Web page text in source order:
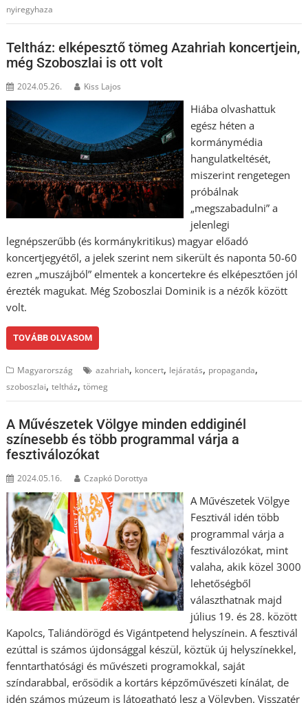
nyiregyhaza
Teltház: elképesztő tömeg Azahriah koncertjein,
még Szoboszlai is ott volt
2024.05.26. Kiss Lajos
Hiába olvashattuk
egész héten a
kormánymédia
hangulatkeltését,
miszerint rengetegen
próbálnak
„megszabadulni” a
jelenlegi
legnépszerűbb (és kormánykritikus) magyar előadó
koncertjegyétől, a jelek szerint nem sikerült és naponta 50-60
ezren „muszájból” elmentek a koncertekre és elképesztően jól
érezték magukat. Még Szoboszlai Dominik is a nézők között
volt.
TOVÁBB OLVASOM
Magyarország azahriah, koncert, lejáratás, propaganda,
szoboszlai,teltház,tömeg
A Művészetek Völgye minden eddiginél
színesebb és több programmal várja a
fesztiválozókat
2024.05.16. Czapkó Dorottya
A Művészetek Völgye
Fesztivál idén több
programmal várja a
fesztiválozókat, mint
valaha, akik közel 3000
lehetőségből
választhatnak majd
július 19. és 28. között
Kapolcs, Taliándörögd és Vigántpetend helyszínein. A fesztivál
ezúttal is számos újdonsággal készül, köztük új helyszínekkel,
fenntarthatósági és művészeti programokkal, saját
színdarabbal, erősödik a kortárs képzőművészeti kínálat, de
idén számos múzeum is látogatható lesz a Völgyben. Visszatér